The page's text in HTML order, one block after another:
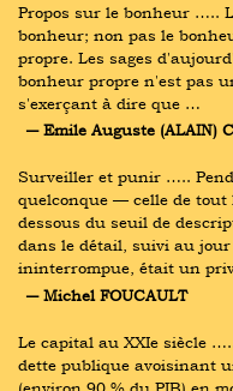
Propos sur le bonheur …..
bonheur; non pas le
propre. Les sages
bonheur propre n'est pas
s'exerçant à dire que …
― Emile Auguste (ALAIN)
Surveiller et punir …..
quelconque — celle de
dessous du seuil de
dans le détail, suivi au
ininterrompue, était un
― Michel FOUCAULT
Le capital au XXIe siècle
dette publique avoisinant